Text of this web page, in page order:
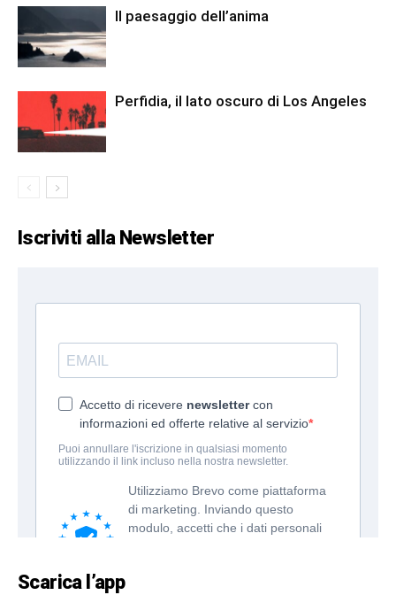
Il paesaggio dell’anima
Perfidia, il lato oscuro di Los Angeles
Iscriviti alla Newsletter
Scarica l’app